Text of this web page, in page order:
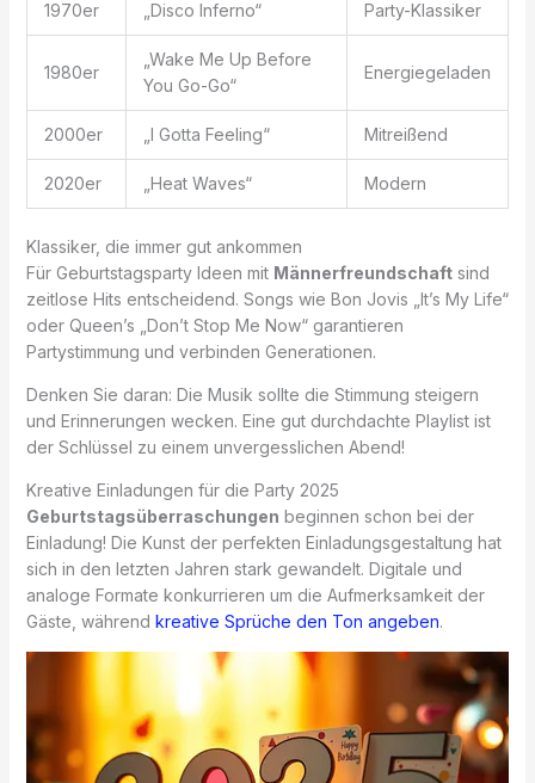
1970er „Disco Inferno“ Party-Klassiker
1980er
„Wake Me Up Before
You Go-Go“
Energiegeladen
2000er „I Gotta Feeling“ Mitreißend
2020er „Heat Waves“ Modern
Klassiker, die immer gut ankommen
Für Geburtstagsparty Ideen mit Männerfreundschaftsind
zeitlose Hits entscheidend. Songs wie Bon Jovis „It’s My Life“
oder Queen’s „Don’t Stop Me Now“ garantieren
Partystimmung und verbinden Generationen.
Denken Sie daran: Die Musik sollte die Stimmung steigern
und Erinnerungen wecken. Eine gut durchdachte Playlist ist
der Schlüssel zu einem unvergesslichen Abend!
Kreative Einladungen für die Party 2025
Geburtstagsüberraschungen beginnen schon bei der
Einladung! Die Kunst der perfekten Einladungsgestaltung hat
sich in den letzten Jahren stark gewandelt. Digitale und
analoge Formate konkurrieren um die Aufmerksamkeit der
Gäste, während kreative Sprüche den Ton angeben.